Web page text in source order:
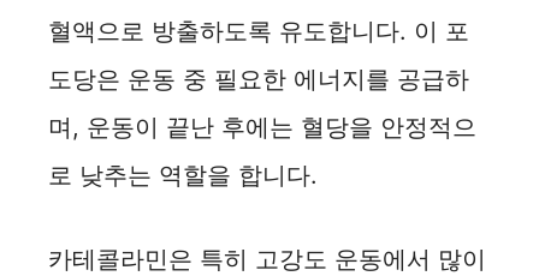
혈액으로 방출하도록 유도합니다. 이 포
도당은 운동 중 필요한 에너지를 공급하
며, 운동이 끝난 후에는 혈당을 안정적으
로 낮추는 역할을 합니다.
카테콜라민은 특히 고강도 운동에서 많이